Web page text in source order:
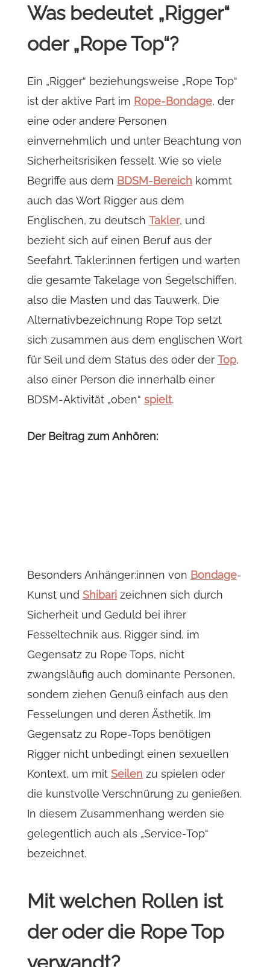
Was bedeutet „Rigger“
oder „Rope Top“?
Ein „Rigger“ beziehungsweise „Rope Top“
ist der aktive Part im Rope-Bondage, der
eine oder andere Personen
einvernehmlich und unter Beachtung von
Sicherheitsrisiken fesselt. Wie so viele
Begriffe aus dem BDSM-Bereich kommt
auch das Wort Rigger aus dem
Englischen, zu deutsch Takler, und
bezieht sich auf einen Beruf aus der
Seefahrt. Takler:innen fertigen und warten
die gesamte Takelage von Segelschiffen,
also die Masten und das Tauwerk. Die
Alternativbezeichnung Rope Top setzt
sich zusammen aus dem englischen Wort
für Seil und dem Status des oder der Top,
also einer Person die innerhalb einer
BDSM-Aktivität „oben“ spielt.
Der Beitrag zum Anhören:
Besonders Anhänger:innen von Bondage-
Kunst und Shibarizeichnen sich durch
Sicherheit und Geduld bei ihrer
Fesseltechnik aus. Rigger sind, im
Gegensatz zu Rope Tops, nicht
zwangsläufig auch dominante Personen,
sondern ziehen Genuß einfach aus den
Fesselungen und deren Ästhetik. Im
Gegensatz zu Rope-Tops benötigen
Rigger nicht unbedingt einen sexuellen
Kontext, um mit Seilen zu spielen oder
die kunstvolle Verschnürung zu genießen.
In diesem Zusammenhang werden sie
gelegentlich auch als „Service-Top“
bezeichnet.
Mit welchen Rollen ist
der oder die Rope Top